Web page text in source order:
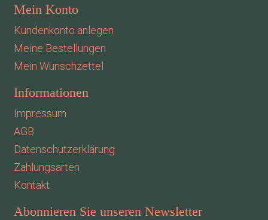
Mein Konto
Kundenkonto anlegen
Meine Bestellungen
Mein Wunschzettel
Informationen
Impressum
AGB
Datenschutzerklärung
Zahlungsarten
Kontakt
Abonnieren Sie unseren Newsletter